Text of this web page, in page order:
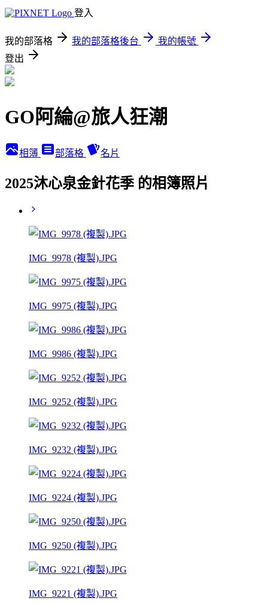
登入
我的部落格 我的部落格後台
我的帳號
登出
GO阿綸@旅人狂潮
相簿 部落格 名片
2025沐心泉金針花季 的相簿照片
IMG_9978 (複製).JPG
IMG_9975 (複製).JPG
IMG_9986 (複製).JPG
IMG_9252 (複製).JPG
IMG_9232 (複製).JPG
IMG_9224 (複製).JPG
IMG_9250 (複製).JPG
IMG_9221 (複製).JPG